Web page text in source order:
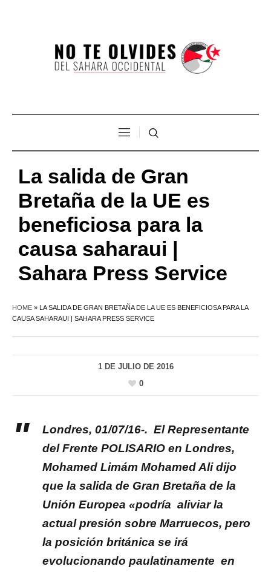
La salida de Gran
Bretaña de la UE es
beneficiosa para la
causa saharaui |
Sahara Press Service
HOME » LA SALIDA DE GRAN BRETAÑA DE LA UE ES BENEFICIOSA PARA LA
CAUSA SAHARAUI | SAHARA PRESS SERVICE
1 DE JULIO DE 2016
0
Londres, 01/07/16-. El Representante
del Frente POLISARIO en Londres,
Mohamed Limám Mohamed Ali dijo
que la salida de Gran Bretaña de la
Unión Europea «podría aliviar la
actual presión sobre Marruecos, pero
la posición británica se irá
evolucionando paulatinamente en